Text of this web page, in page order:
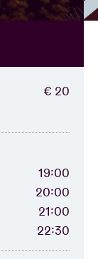
€ 20
19:00
20:00
21:00
22:30